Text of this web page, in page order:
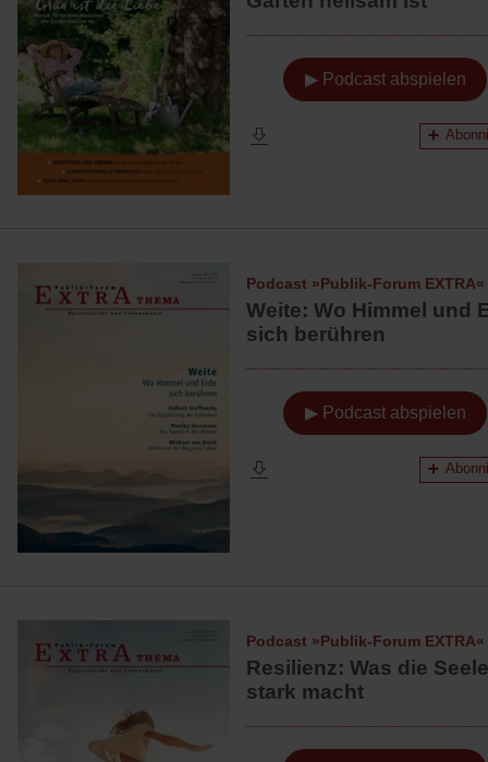
▶ Podcast abspielen
Podcast »Publik-Forum EXTRA«
Weite: Wo Himmel und
sich berühren
▶ Podcast abspielen
Podcast »Publik-Forum EXTRA«
Resilienz: Was die Seele
stark macht